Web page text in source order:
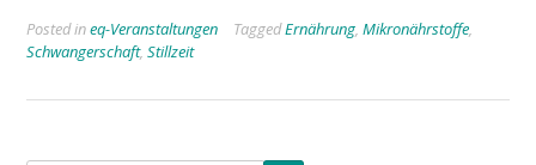
Posted ineq-Veranstaltungen TaggedErnährung, Mikronährstoffe,
Schwangerschaft, Stillzeit